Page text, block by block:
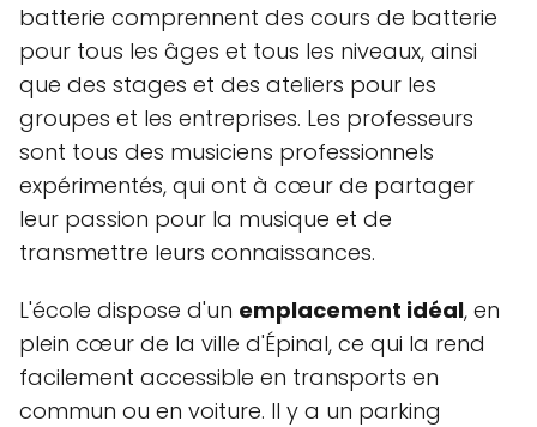
batterie comprennent des cours de batterie
pour tous les âges et tous les niveaux, ainsi
que des stages et des ateliers pour les
groupes et les entreprises. Les professeurs
sont tous des musiciens professionnels
expérimentés, qui ont à cœur de partager
leur passion pour la musique et de
transmettre leurs connaissances.
L'école dispose d'un emplacement idéal, en
plein cœur de la ville d'Épinal, ce qui la rend
facilement accessible en transports en
commun ou en voiture. Il y a un parking